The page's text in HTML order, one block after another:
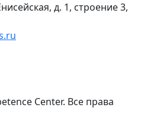
д. 1, строение 3,
Сenter. Все права